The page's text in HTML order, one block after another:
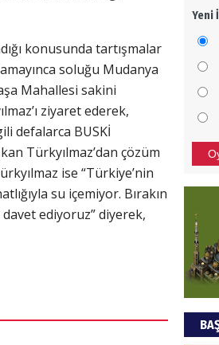
konusunda tartışmalar
soluğu Mudanya
Mahallesi sakini
ziyaret ederek,
defalarca BUSKİ
Türkyılmaz’dan çözüm
ise “Türkiye’nin
su içemiyor. Bırakın
davet ediyoruz” diyerek,
Yeni